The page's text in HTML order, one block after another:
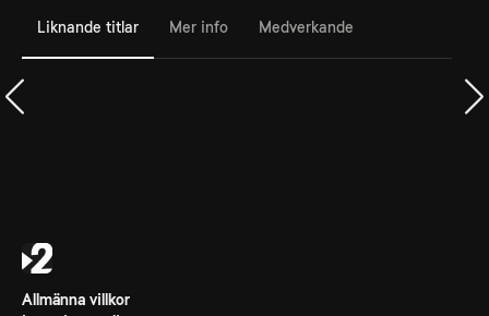
Liknande titlar Mer info Medverkande
Allmänna villkor